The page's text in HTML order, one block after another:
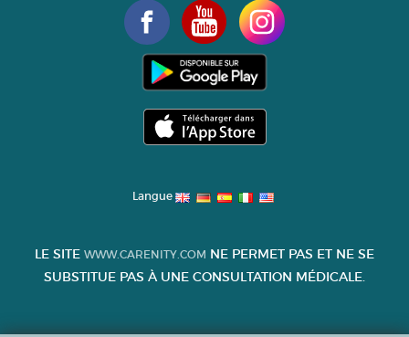
Langue
LE SITE WWW.CARENITY.COM NE PERMET PAS ET NE SE
SUBSTITUE PAS À UNE CONSULTATION MÉDICALE.